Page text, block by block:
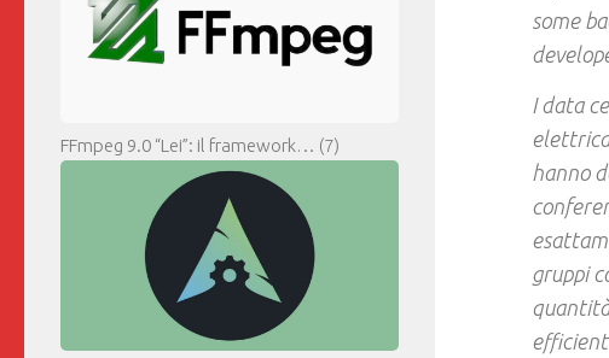
some
I data
hanno
gruppi
FFmpeg 9.0 “Lei”: il framework… (7)